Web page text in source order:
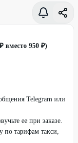
вместо 950 ₽)
Telegram или
ее при заказе.
по тарифам такси,